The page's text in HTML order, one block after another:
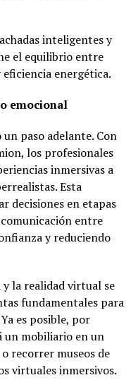
inteligentes y
el equilibrio entre
energética.
emocional
paso adelante. Con
los profesionales
inmersivas a
Esta
decisiones en etapas
entre
y reduciendo
la realidad virtual se
fundamentales para
es posible, por
un mobiliario en un
recorrer museos de
virtuales inmersivos.